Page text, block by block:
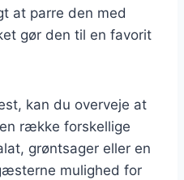
at parre den med
gør den til en favorit
kan du overveje at
række forskellige
grøntsager eller en
mulighed for